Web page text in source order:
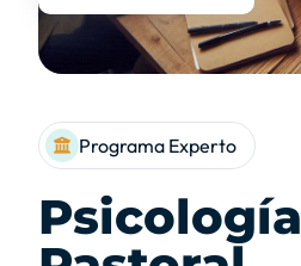
Programa Experto
Psicología